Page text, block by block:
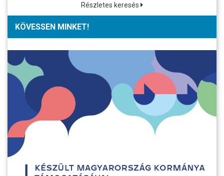
Részletes keresés
KÖVESSEN MINKET!